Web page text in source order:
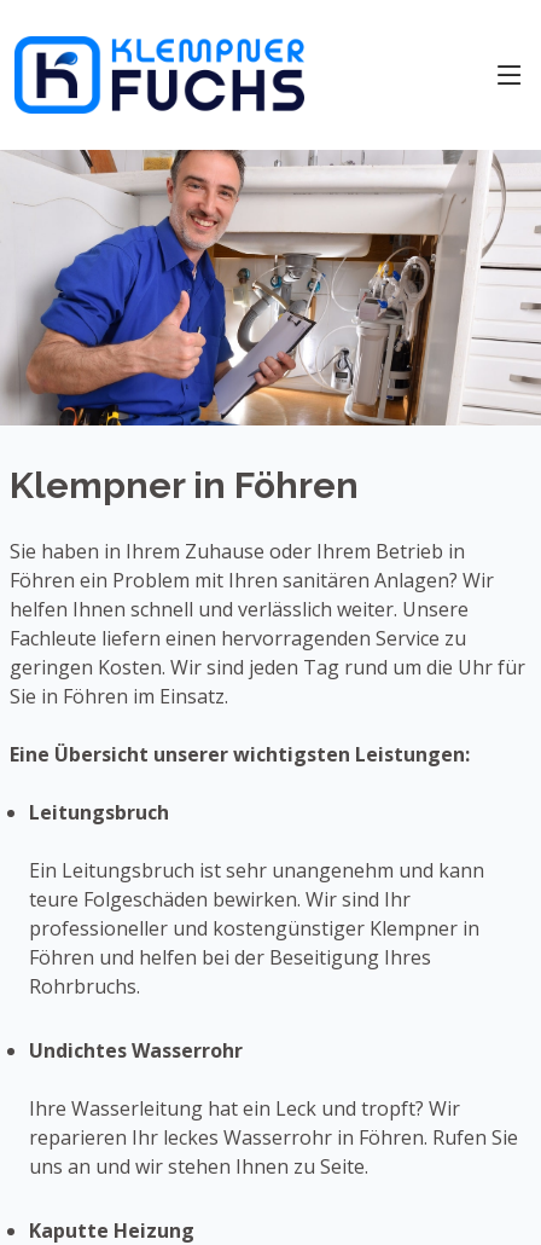
Klempner in Föhren
Sie haben in Ihrem Zuhause oder Ihrem Betrieb in
Föhren ein Problem mit Ihren sanitären Anlagen? Wir
helfen Ihnen schnell und verlässlich weiter. Unsere
Fachleute liefern einen hervorragenden Service zu
geringen Kosten. Wir sind jeden Tag rund um die Uhr für
Sie in Föhren im Einsatz.
Eine Übersicht unserer wichtigsten Leistungen:
Leitungsbruch
Ein Leitungsbruch ist sehr unangenehm und kann
teure Folgeschäden bewirken. Wir sind Ihr
professioneller und kostengünstiger Klempner in
Föhren und helfen bei der Beseitigung Ihres
Rohrbruchs.
Undichtes Wasserrohr
Ihre Wasserleitung hat ein Leck und tropft? Wir
reparieren Ihr leckes Wasserrohr in Föhren. Rufen Sie
uns an und wir stehen Ihnen zu Seite.
Kaputte Heizung